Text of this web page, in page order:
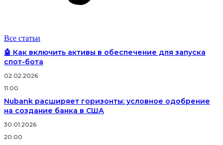
Все статьи
🤖 Как включить активы в обеспечение для запуска
спот-бота
02.02.2026
11:00
Nubank расширяет горизонты: условное одобрение
на создание банка в США
30.01.2026
20:00